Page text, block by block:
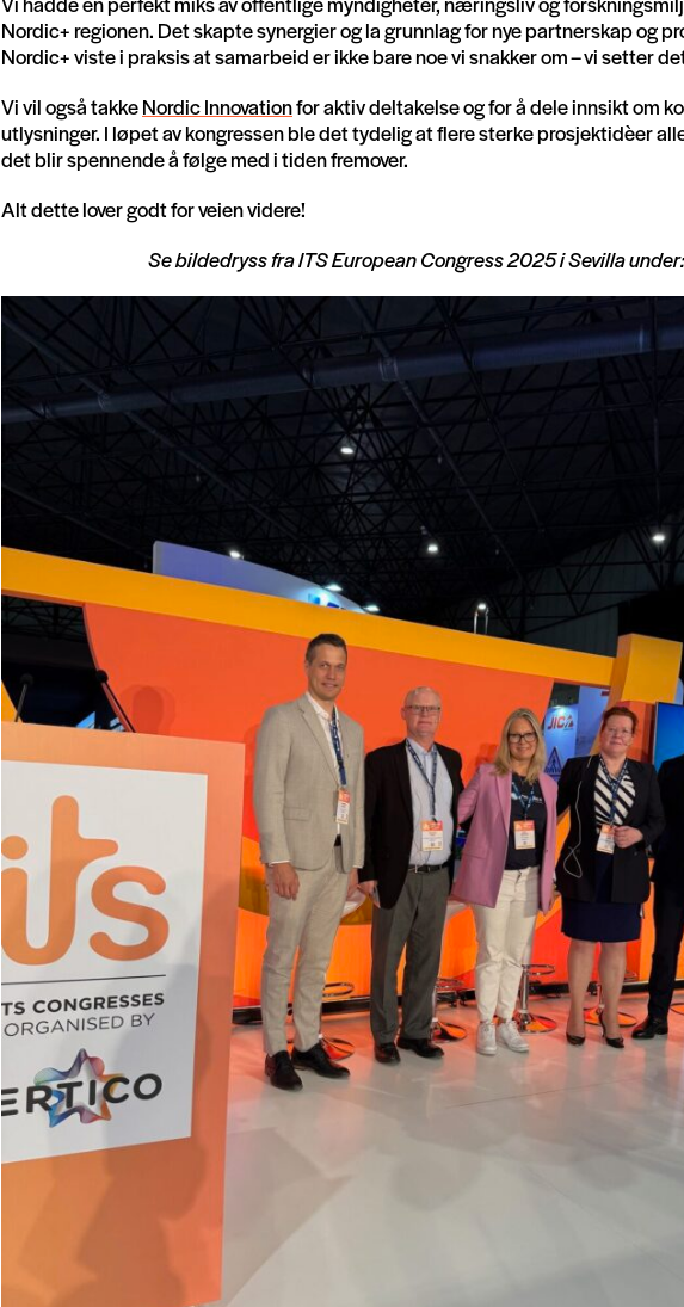
Nordic+ regionen. Det skapte synergier og la grunnlag for nye partnerskap og
Nordic+ viste i praksis at samarbeid er ikke bare noe vi snakker om – vi setter
Vi vil også takkeNordic Innovationfor aktiv deltakelse og for å dele innsikt om
utlysninger. I løpet av kongressen ble det tydelig at flere sterke prosjektidèer
det blir spennende å følge med i tiden fremover.
Alt dette lover godt for veien videre!
Se bildedryss fra ITS European Congress 2025 i Sevilla under: